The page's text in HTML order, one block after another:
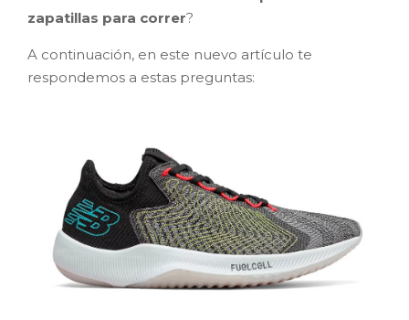
zapatillas para correr?
A continuación, en este nuevo artículo te
respondemos a estas preguntas: